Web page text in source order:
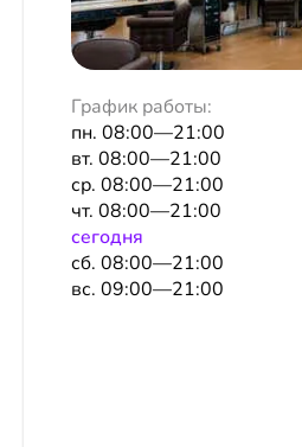
График работы:
пн. 08:00—21:00
вт. 08:00—21:00
ср. 08:00—21:00
чт. 08:00—21:00
сeгодня
сб. 08:00—21:00
вс. 09:00—21:00